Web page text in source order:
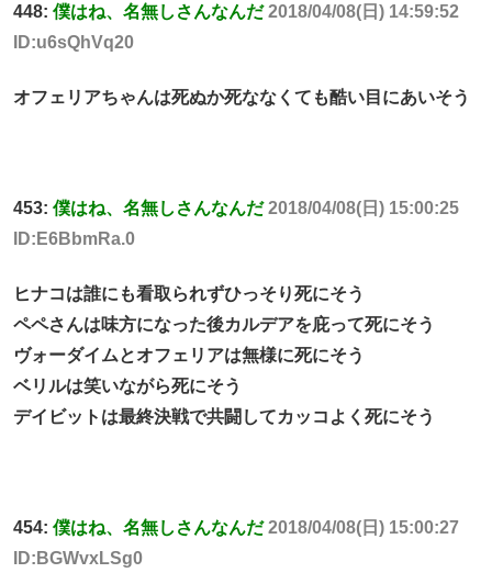
448: 僕はね、名無しさんなんだ 2018/04/08(日) 14:59:52
ID:u6sQhVq20
オフェリアちゃんは死ぬか死ななくても酷い目にあいそう
453: 僕はね、名無しさんなんだ 2018/04/08(日) 15:00:25
ID:E6BbmRa.0
ヒナコは誰にも看取られずひっそり死にそう
ペペさんは味方になった後カルデアを庇って死にそう
ヴォーダイムとオフェリアは無様に死にそう
ベリルは笑いながら死にそう
デイビットは最終決戦で共闘してカッコよく死にそう
454: 僕はね、名無しさんなんだ 2018/04/08(日) 15:00:27
ID:BGWvxLSg0